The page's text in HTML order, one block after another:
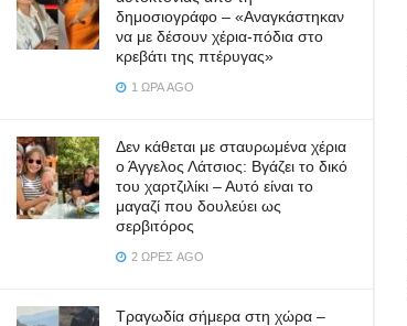
δημοσιογράφο – «Aναγκάστηκαν
να με δέσουν χέρια-πόδια στο
κρεβάτι της πτέρυγας»
1 ΏΡΑ AGO
Δεν κάθεται με σταυρωμένα χέρια
ο Άγγελος Λάτσιος: Βγάζει το δικό
του χαρτζιλίκι – Αυτό είναι το
μαγαζί που δουλεύει ως
σερβιτόρος
2 ΏΡΕΣ AGO
Τραγωδία σήμερα στη χώρα –